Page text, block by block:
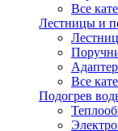
Все
Лестницы и
Все
Подогрев